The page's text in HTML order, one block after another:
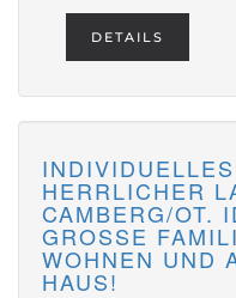
DETAILS
HERRLICHER
CAMBERG/OT.
GROSSE
OHNEN UND
AUS!